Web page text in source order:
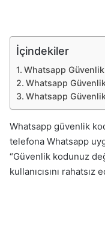
İçindekiler
Whatsapp
Whatsapp
Whatsapp
Whatsapp güvenlik
telefona Whatsapp
“Güvenlik kodunuz
kullanıcısını rahatsız